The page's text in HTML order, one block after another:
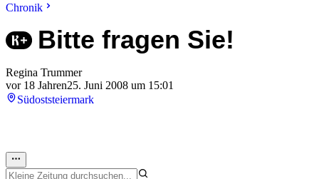
Chronik
Bitte fragen Sie!
Regina Trummer
vor 18 Jahren25. Juni 2008 um 15:01
Südoststeiermark